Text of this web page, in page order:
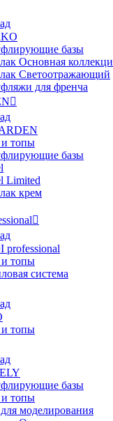
базы
Основная
Светоотражающий
для френча
топы
базы
Limited
крем
professional
топы
система
топы
базы
топы
моделирования